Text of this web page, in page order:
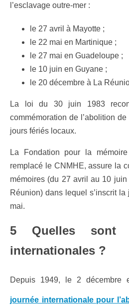
l’esclavage outre-mer :
le 27 avril à Mayotte ;
le 22 mai en Martinique ;
le 27 mai en Guadeloupe ;
le 10 juin en Guyane ;
le 20 décembre à La
La loi du 30 juin 1983
commémoration de l’abolition
jours fériés locaux.
La Fondation pour la
remplacé le CNMHE, assure la
mémoires (du 27 avril au 10
Réunion) dans lequel s’inscrit
mai.
5 Quelles sont
internationales ?
Depuis 1949, le 2 décembre
journée internationale pour